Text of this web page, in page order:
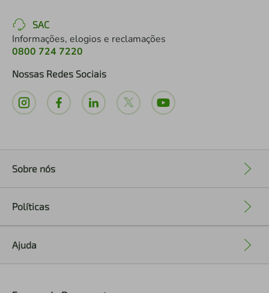
SAC
Informações, elogios e reclamações
0800 724 7220
Nossas Redes Sociais
Sobre nós
Políticas
Ajuda